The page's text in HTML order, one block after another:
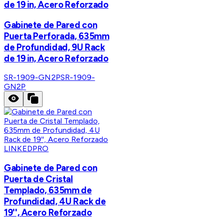
de 19 in, Acero Reforzado
Gabinete de Pared con
Puerta Perforada, 635mm
de Profundidad, 9U Rack
de 19 in, Acero Reforzado
SR-1909-GN2PSR-1909-
GN2P
LINKEDPRO
Gabinete de Pared con
Puerta de Cristal
Templado, 635mm de
Profundidad, 4U Rack de
19'', Acero Reforzado